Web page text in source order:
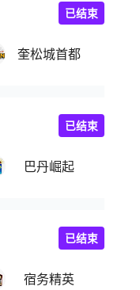
奎松城首都
已结束
巴丹崛起
已结束
宿务精英
已结束